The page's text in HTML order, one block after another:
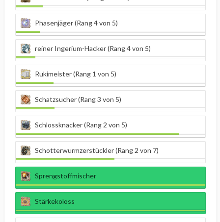
Phasenjäger (Rang 4 von 5)
reiner Ingerium-Hacker (Rang 4 von 5)
Rukimeister (Rang 1 von 5)
Schatzsucher (Rang 3 von 5)
Schlossknacker (Rang 2 von 5)
Schotterwurmzerstückler (Rang 2 von 7)
Sprengstoffmischer
Stärkekoloss